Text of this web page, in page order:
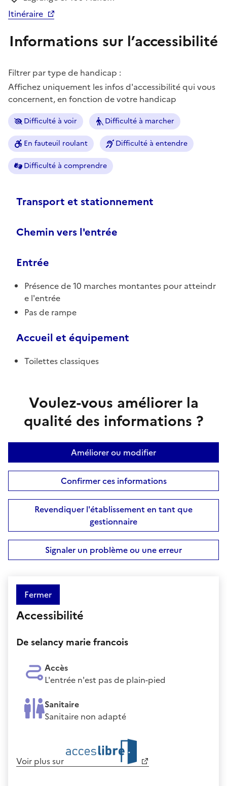
Adresse
Itinéraire
Informations sur l’accessibilité
Filtrer par type de handicap :
Affichez uniquement les infos d'accessibilité qui vous
concernent, en fonction de votre handicap
Difficulté à voir Difficulté à marcher
En fauteuil roulant Difficulté à entendre
Difficulté à comprendre
Transport et stationnement
Chemin vers l'entrée
Entrée
Présence de 10 marches montantes pour atteindr
e l'entrée
Pas de rampe
Accueil et équipement
Toilettes classiques
Voulez-vous améliorer la
qualité des informations ?
Améliorer ou modifier
Confirmer ces informations
Revendiquer l'établissement en tant que
gestionnaire
Signaler un problème ou une erreur
Fermer
Accessibilité
De selancy marie francois
Accès
L'entrée n'est pas de plain-pied
Sanitaire
Sanitaire non adapté
Voir plus sur